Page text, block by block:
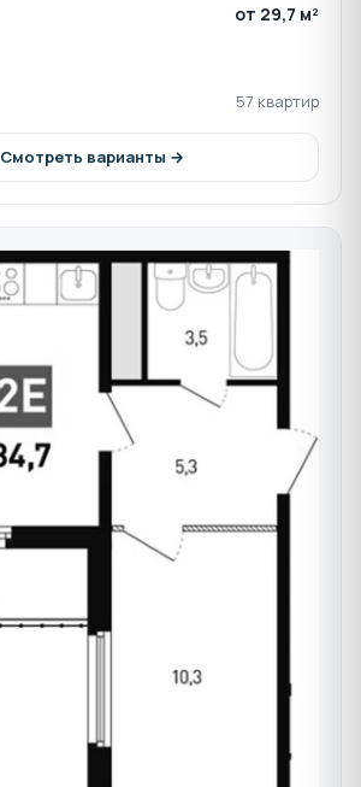
от 29,7 м²
57 квартир
Смотреть варианты →